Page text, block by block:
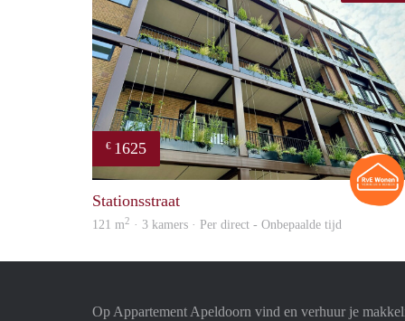
€ 1625
Stationsstraat
121 m2 · 3 kamers · Per direct - Onbepaalde tijd
Op Appartement Apeldoorn vind en verhuur je